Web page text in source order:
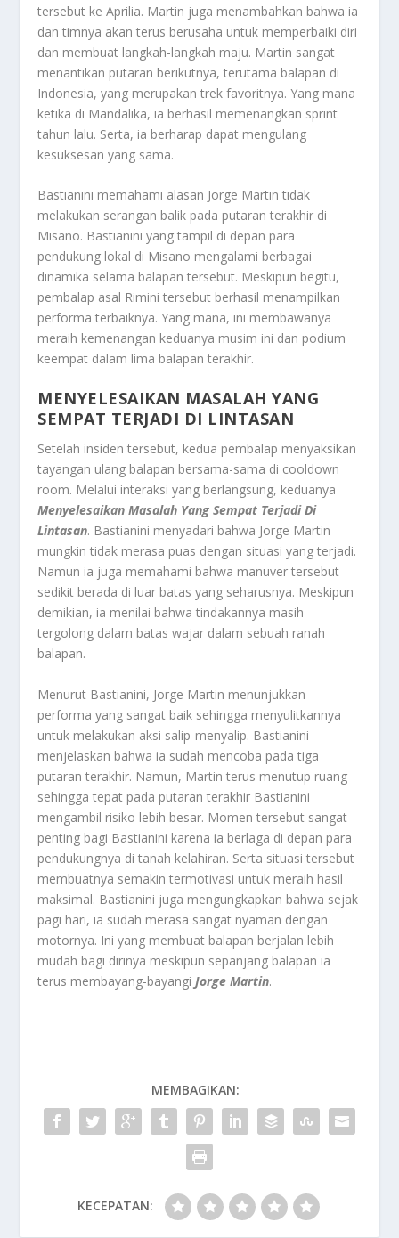
tersebut ke Aprilia. Martin juga menambahkan bahwa ia
dan timnya akan terus berusaha untuk memperbaiki diri
dan membuat langkah-langkah maju. Martin sangat
menantikan putaran berikutnya, terutama balapan di
Indonesia, yang merupakan trek favoritnya. Yang mana
ketika di Mandalika, ia berhasil memenangkan sprint
tahun lalu. Serta, ia berharap dapat mengulang
kesuksesan yang sama.
Bastianini memahami alasan Jorge Martin tidak
melakukan serangan balik pada putaran terakhir di
Misano. Bastianini yang tampil di depan para
pendukung lokal di Misano mengalami berbagai
dinamika selama balapan tersebut. Meskipun begitu,
pembalap asal Rimini tersebut berhasil menampilkan
performa terbaiknya. Yang mana, ini membawanya
meraih kemenangan keduanya musim ini dan podium
keempat dalam lima balapan terakhir.
MENYELESAIKAN MASALAH YANG
SEMPAT TERJADI DI LINTASAN
Setelah insiden tersebut, kedua pembalap menyaksikan
tayangan ulang balapan bersama-sama di cooldown
room. Melalui interaksi yang berlangsung, keduanya
Menyelesaikan Masalah Yang Sempat Terjadi Di
Lintasan. Bastianini menyadari bahwa Jorge Martin
mungkin tidak merasa puas dengan situasi yang terjadi.
Namun ia juga memahami bahwa manuver tersebut
sedikit berada di luar batas yang seharusnya. Meskipun
demikian, ia menilai bahwa tindakannya masih
tergolong dalam batas wajar dalam sebuah ranah
balapan.
Menurut Bastianini, Jorge Martin menunjukkan
performa yang sangat baik sehingga menyulitkannya
untuk melakukan aksi salip-menyalip. Bastianini
menjelaskan bahwa ia sudah mencoba pada tiga
putaran terakhir. Namun, Martin terus menutup ruang
sehingga tepat pada putaran terakhir Bastianini
mengambil risiko lebih besar. Momen tersebut sangat
penting bagi Bastianini karena ia berlaga di depan para
pendukungnya di tanah kelahiran. Serta situasi tersebut
membuatnya semakin termotivasi untuk meraih hasil
maksimal. Bastianini juga mengungkapkan bahwa sejak
pagi hari, ia sudah merasa sangat nyaman dengan
motornya. Ini yang membuat balapan berjalan lebih
mudah bagi dirinya meskipun sepanjang balapan ia
terus membayang-bayangiJorge Martin.
MEMBAGIKAN:
KECEPATAN: